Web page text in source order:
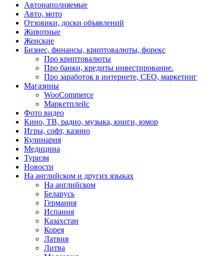
Автонаполняемые
Авто, мото
Отзовики, доски объявлений
Животные
Женские
Бизнес, финансы, криптовалюты, форекс
Про криптовалюты
Про банки, кредиты инвестирование.
Про заработок в интернете, СЕО, маркетинг
Магазины
WooCommerce
Маркетплейс
Фото видео
Кино, ТВ, радио, музыка, книги, юмор
Игры, софт, казино
Кулинария
Медицина
Туризм
Новости
На английском и других языках
На английском
Беларусь
Германия
Испания
Казахстан
Корея
Латвия
Литва